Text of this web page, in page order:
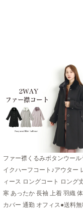
ファー襟くるみボタンウール
イクハーフコート♪アウター
ィース ロングコート ロング
寒 あったか 長袖 上着 羽織
カバー 通勤 オフィス●送料